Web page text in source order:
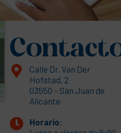
Calle Dr. Van Der
Hofstad, 2
03550 – San Juan de
Alicante
Horario: